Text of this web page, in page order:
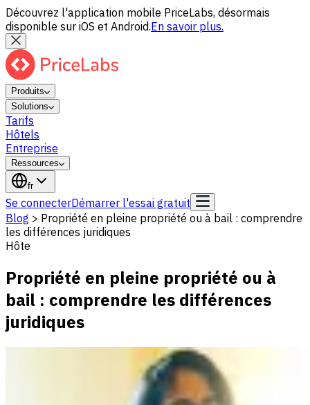
Découvrez l'application mobile PriceLabs, désormais
disponible sur iOS et Android.En savoir plus.
Produits
Solutions
Tarifs
Hôtels
Entreprise
Ressources
fr
Se connecterDémarrer l'essai gratuit
Blog > Propriété en pleine propriété ou à bail : comprendre
les différences juridiques
Hôte
Propriété en pleine propriété ou à
bail : comprendre les différences
juridiques